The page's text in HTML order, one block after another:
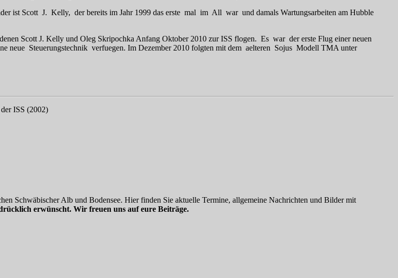
ist Scott J. Kelly, der bereits im Jahr 1999 das erste mal im All war und damals Wartungsarbeiten am Hubble
Scott J. Kelly und Oleg Skripochka Anfang Oktober 2010 zur ISS flogen. Es war der erste Flug einer neuen
Steuerungstechnik verfuegen. Im Dezember 2010 folgten mit dem aelteren Sojus Modell TMA unter
ISS (2002)
Schwäbischer Alb und Bodensee. Hier finden Sie aktuelle Termine, allgemeine Nachrichten und Bilder mit
erwünscht. Wir freuen uns auf eure Beiträge.